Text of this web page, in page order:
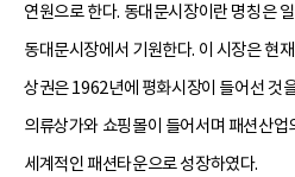
연원으로 한다. 동대문시장이란 명칭은
동대문시장에서 기원한다. 이 시장은 현
상권은 1962년에 평화시장이 들어선 것
의류상가와 쇼핑몰이 들어서며 패션산
세계적인 패션타운으로 성장하였다.